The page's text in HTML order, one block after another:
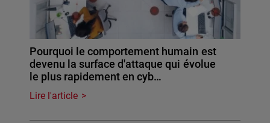
Pourquoi le comportement humain est
devenu la surface d'attaque qui évolue
le plus rapidement en cyb…
Lire l'article